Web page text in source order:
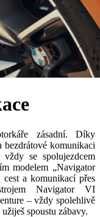
zásadní. Díky
komunikaci
se spolujezdcem
modelem „Navigator
cest a komunikací přes
Navigator VI
– vždy spolehlivě
spoustu zábavy.